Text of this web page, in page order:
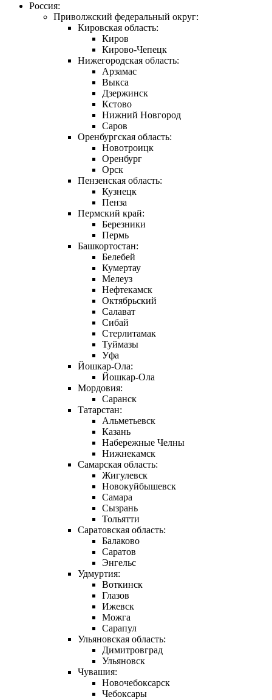
Россия:
Приволжский федеральный округ:
Кировская область:
Киров
Кирово-Чепецк
Нижегородская область:
Арзамас
Выкса
Дзержинск
Кстово
Нижний Новгород
Саров
Оренбургская область:
Новотроицк
Оренбург
Орск
Пензенская область:
Кузнецк
Пенза
Пермский край:
Березники
Пермь
Башкортостан:
Белебей
Кумертау
Мелеуз
Нефтекамск
Октябрьский
Салават
Сибай
Стерлитамак
Туймазы
Уфа
Йошкар-Ола:
Йошкар-Ола
Мордовия:
Саранск
Татарстан:
Альметьевск
Казань
Набережные Челны
Нижнекамск
Самарская область:
Жигулевск
Новокуйбышевск
Самара
Сызрань
Тольятти
Саратовская область:
Балаково
Саратов
Энгельс
Удмуртия:
Воткинск
Глазов
Ижевск
Можга
Сарапул
Ульяновская область:
Димитровград
Ульяновск
Чувашия:
Новочебоксарск
Чебоксары